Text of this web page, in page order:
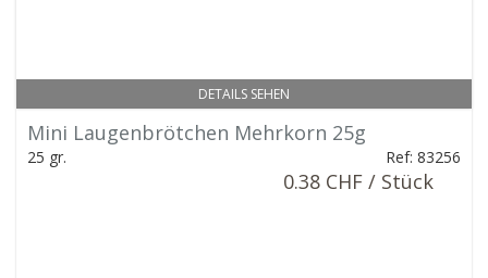
DETAILS SEHEN
Mini Laugenbrötchen Mehrkorn 25g
25 gr. Ref: 83256
0.38 CHF / Stück